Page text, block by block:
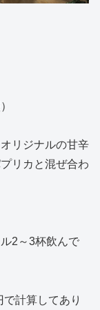
リジナルの甘辛
リカと混ぜ合わ
2～3杯飲んで
計算してあり